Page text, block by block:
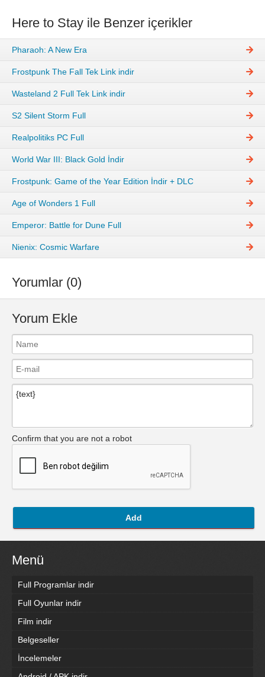
Here to Stay ile Benzer içerikler
Pharaoh: A New Era
Frostpunk The Fall Tek Link indir
Wasteland 2 Full Tek Link indir
S2 Silent Storm Full
Realpolitiks PC Full
World War III: Black Gold İndir
Frostpunk: Game of the Year Edition İndir + DLC
Age of Wonders 1 Full
Emperor: Battle for Dune Full
Nienix: Cosmic Warfare
Yorumlar (0)
Yorum Ekle
Confirm that you are not a robot
Add
Menü
Full Programlar indir
Full Oyunlar indir
Film indir
Belgeseller
İncelemeler